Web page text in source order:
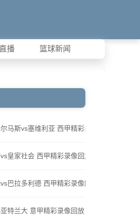
播 篮球新闻
马斯vs塞维利亚 西甲精彩录像回
皇家社会 西甲精彩录像回放
巴拉多利德 西甲精彩录像回放
特兰大 意甲精彩录像回放